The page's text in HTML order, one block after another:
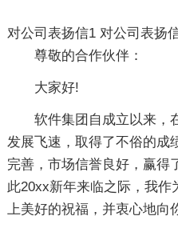
对公司表扬信1
尊敬的合作伙伴：
大家好!
软件集团自成立以来，
发展飞速，取得了不俗的成
完善，市场信誉良好，赢得
此20xx新年来临之际，我
上美好的祝福，并衷心地向
对公司表扬